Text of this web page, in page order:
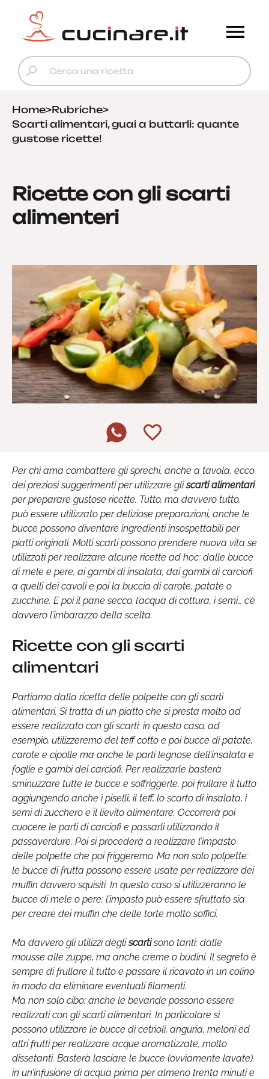
Home>Rubriche>
Scarti alimentari, guai a buttarli: quante
gustose ricette!
Ricette con gli scarti
alimenteri
Per chi ama combattere gli sprechi, anche a tavola, ecco
dei preziosi suggerimenti per utilizzare gliscarti alimentari
per preparare gustose ricette. Tutto, ma davvero tutto,
può essere utilizzato per deliziose preparazioni, anche le
bucce possono diventare ingredienti insospettabili per
piatti originali. Molti scarti possono prendere nuova vita se
utilizzati per realizzare alcune ricette ad hoc: dalle bucce
di mele e pere, ai gambi di insalata, dai gambi di carciofi
a quelli dei cavoli e poi la buccia di carote, patate o
zucchine. E poi il pane secco, l’acqua di cottura, i semi… c’è
davvero l’imbarazzo della scelta.
Ricette con gli scarti
alimentari
Partiamo dalla ricetta delle polpette con gli scarti
alimentari. Si tratta di un piatto che si presta molto ad
essere realizzato con gli scarti: in questo caso, ad
esempio, utilizzeremo del teff cotto e poi bucce di patate,
carote e cipolle ma anche le parti legnose dell’insalata e
foglie e gambi dei carciofi. Per realizzarle basterà
sminuzzare tutte le bucce e soffriggerle, poi frullare il tutto
aggiungendo anche i piselli, il teff, lo scarto di insalata, i
semi di zucchero e il lievito alimentare. Occorrerà poi
cuocere le parti di carciofi e passarli utilizzando il
passaverdure. Poi si procederà a realizzare l’impasto
delle polpette che poi friggeremo. Ma non solo polpette:
le bucce di frutta possono essere usate per realizzare dei
muffin davvero squisiti. In questo caso si utilizzeranno le
bucce di mele o pere: l’impasto può essere sfruttato sia
per creare dei muffin che delle torte molto soffici.
Ma davvero gli utilizzi degliscartisono tanti: dalle
mousse alle zuppe, ma anche creme o budini. Il segreto è
sempre di frullare il tutto e passare il ricavato in un colino
in modo da eliminare eventuali filamenti.
Ma non solo cibo: anche le bevande possono essere
realizzati con gli scarti alimentari. In particolare si
possono utilizzare le bucce di cetrioli, anguria, meloni ed
altri frutti per realizzare acque aromatizzate, molto
dissetanti. Basterà lasciare le bucce (ovviamente lavate)
in un’infusione di acqua prima per almeno trenta minuti e